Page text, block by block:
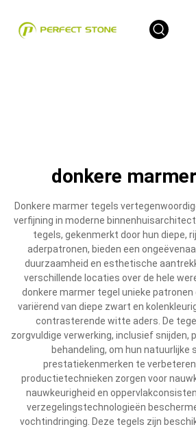
donkere
Donkere marmer tegels
verfijning in moderne
tegels, gekenmerkt door hun diepe,
aderpatronen, bieden een
duurzaamheid en esthetische
verschillende locaties over de hele
donkere marmer tegel unieke
variërend van diepe zwart en
contrasterende witte aders. De
zorgvuldige verwerking, inclusief snijden,
behandeling, om hun natuurlijke
prestatiekenmerken te
productietechnieken zorgen voor
nauwkeurigheid en
verzegelingstechnologieën
vochtindringing. Deze tegels zijn